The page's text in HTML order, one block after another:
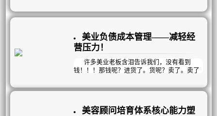
激发我们的潜力，让我们看到更大的目标和意
义，从而取得更大的成就。
A、先询问客户的购买预算，再做相应推荐。
B、优先推荐12.98万的。
D、优先推荐14.18万的。
E、优先推荐16.58万的。
得到的结果是：80%以上的人选择了A ❌
美业负债成本管理——减轻经
营压力！
许多美业老板含泪告诉我们，没有看到
钱！！！那钱呢？进货了。货呢？卖了。卖了
那到底钱在哪呢？不在外面飘，就在库房囤，
美容顾问培育体系核心能力塑